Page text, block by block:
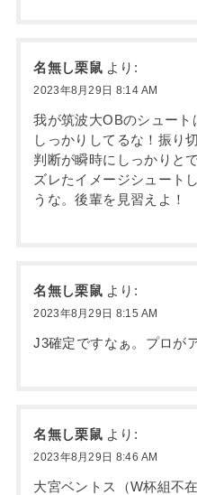
名無し栗鼠 より:
2023年8月29日 8:14 AM
我が筑波大OBのシュー
しっかりしてるな！振り
判断が瞬時にしっかりと
ズレたイメージシュート
うな。後輩を見習えよ！
名無し栗鼠 より:
2023年8月29日 8:15 AM
J3確定ですなぁ。プロが
名無し栗鼠 より:
2023年8月29日 8:46 AM
大宮ベントス（W杯組不